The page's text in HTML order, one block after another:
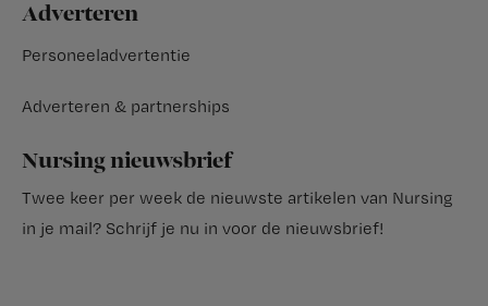
Adverteren
Personeeladvertentie
Adverteren & partnerships
Nursing nieuwsbrief
Twee keer per week de nieuwste artikelen van Nursing
in je mail? Schrijf je nu in voor de nieuwsbrief!